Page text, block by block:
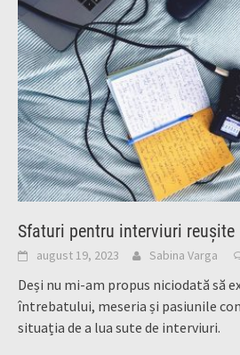
Sfaturi pentru interviuri reușite
august 19, 2023 Sabina Varga
Deși nu mi-am propus niciodată să
întrebatului, meseria și pasiunile
situația de a lua sute de interviuri.